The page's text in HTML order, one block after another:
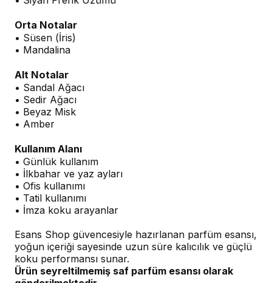
Orta Notalar
• Süsen (İris)
• Mandalina
Alt Notalar
• Sandal Ağacı
• Sedir Ağacı
• Beyaz Misk
• Amber
Kullanım Alanı
• Günlük kullanım
• İlkbahar ve yaz ayları
• Ofis kullanımı
• Tatil kullanımı
• İmza koku arayanlar
Esans Shop güvencesiyle hazırlanan parfüm esansı,
yoğun içeriği sayesinde uzun süre kalıcılık ve güçlü
koku performansı sunar.
Ürün seyreltilmemiş saf parfüm esansı olarak